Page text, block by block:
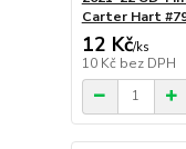
Carter Hart
12 Kč/ks
10 Kč bez DPH